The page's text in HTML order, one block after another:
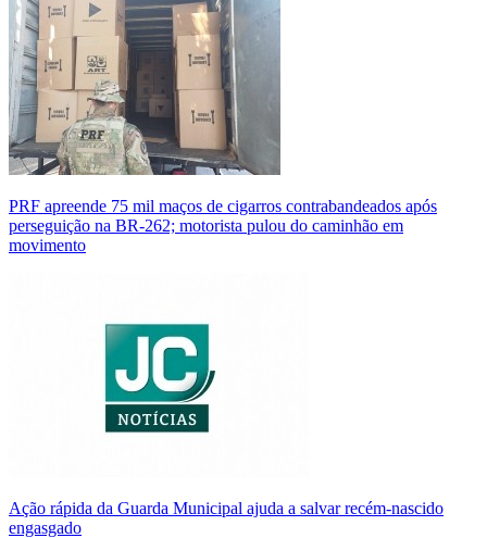
PRF apreende 75 mil maços de cigarros contrabandeados após
perseguição na BR-262; motorista pulou do caminhão em
movimento
Ação rápida da Guarda Municipal ajuda a salvar recém-nascido
engasgado